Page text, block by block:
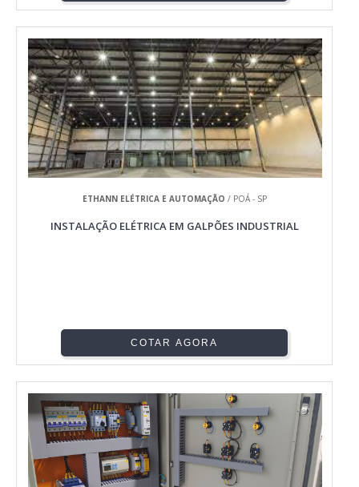
ETHANN ELÉTRICA E AUTOMAÇÃO / POÁ - SP
INSTALAÇÃO ELÉTRICA EM GALPÕES INDUSTRIAL
COTAR AGORA